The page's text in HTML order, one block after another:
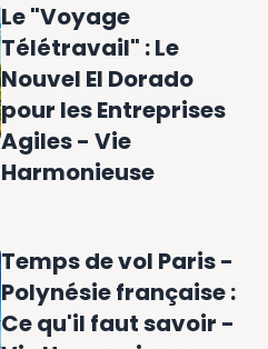
Le "Voyage
Télétravail" : Le
Nouvel El Dorado
pour les Entreprises
Agiles - Vie
Harmonieuse
Temps de vol Paris -
Polynésie française :
Ce qu'il faut savoir -